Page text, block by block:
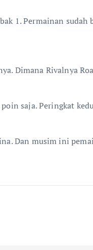
1. Permainan sudah
Dimana Rivalnya
saja. Peringkat
Dan musim ini